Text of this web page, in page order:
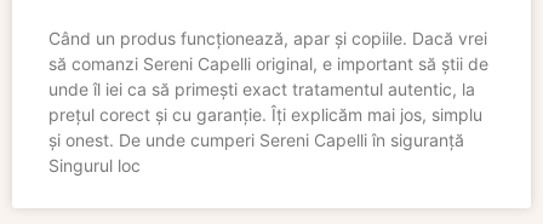
Când un produs funcționează, apar și copiile. Dacă vrei
să comanzi Sereni Capelli original, e important să știi de
unde îl iei ca să primești exact tratamentul autentic, la
prețul corect și cu garanție. Îți explicăm mai jos, simplu
și onest. De unde cumperi Sereni Capelli în siguranță
Singurul loc